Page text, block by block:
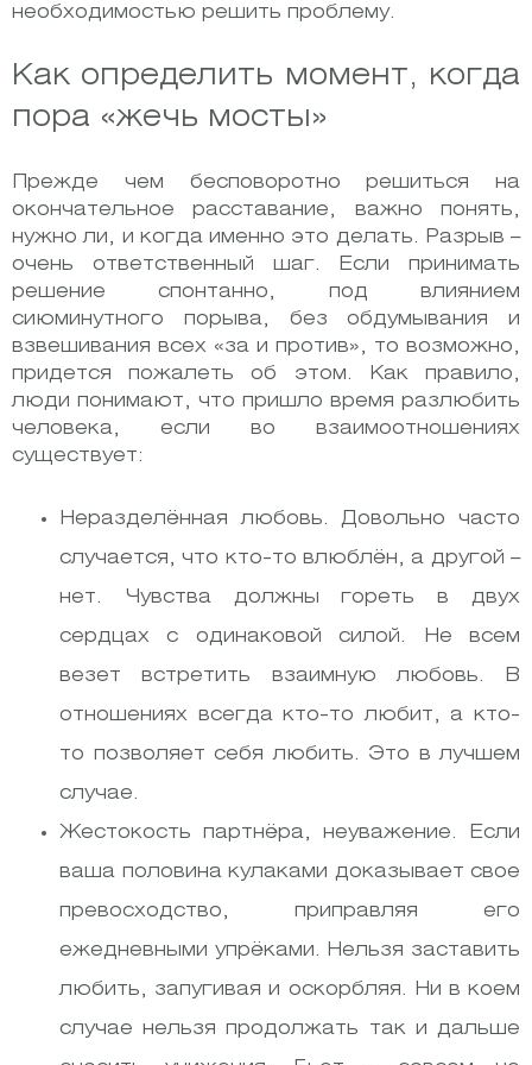
необходимостью решить проблему.
Как определить момент, когда
пора «жечь мосты»
Прежде чем бесповоротно решиться на
окончательное расставание, важно понять,
нужно ли, и когда именно это делать. Разрыв –
очень ответственный шаг. Если принимать
решение спонтанно, под влиянием
сиюминутного порыва, без обдумывания и
взвешивания всех «за и против», то возможно,
придется пожалеть об этом. Как правило,
люди понимают, что пришло время разлюбить
человека, если во взаимоотношениях
существует:
Неразделённая любовь. Довольно часто
случается, что кто-то влюблён, а другой –
нет. Чувства должны гореть в двух
сердцах с одинаковой силой. Не всем
везет встретить взаимную любовь. В
отношениях всегда кто-то любит, а кто-
то позволяет себя любить. Это в лучшем
случае.
Жестокость партнёра, неуважение. Если
ваша половина кулаками доказывает свое
превосходство, приправляя его
ежедневными упрёками. Нельзя заставить
любить, запугивая и оскорбляя. Ни в коем
случае нельзя продолжать так идальше